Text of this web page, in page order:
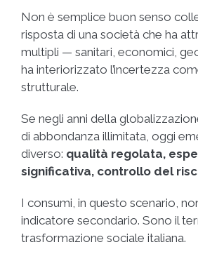
Non è semplice buon senso
risposta di una società che ha
multipli — sanitari, economici,
ha interiorizzato l’incertezza
strutturale.
Se negli anni della
di abbondanza illimitata, oggi
diverso: qualità regolata,
significativa, controllo del
I consumi, in questo scenario,
indicatore secondario. Sono il
trasformazione sociale italiana.